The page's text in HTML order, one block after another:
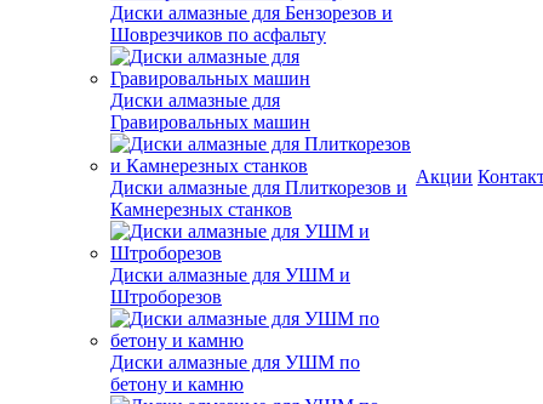
Диски алмазные для Бензорезов и
Шоврезчиков по асфальту
Диски алмазные для
Гравировальных машин
Диски алмазные для Плиткорезов и
Камнерезных станков
Диски алмазные для УШМ и
Штроборезов
Диски алмазные для УШМ по
бетону и камню
Акции